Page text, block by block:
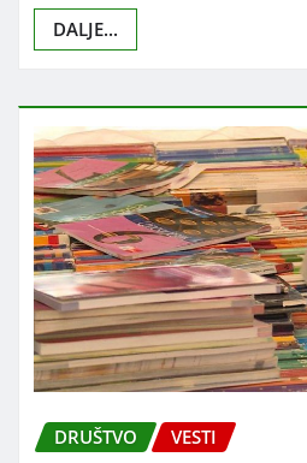
DALJE...
DRUŠTVO VESTI